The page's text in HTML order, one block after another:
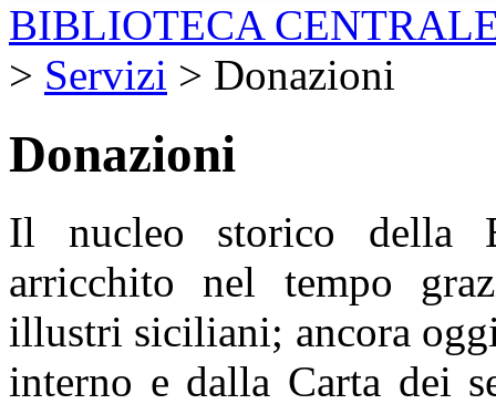
BIBLIOTECA
> Servizi > Donazioni
Donazioni
Il nucleo storico della
arricchito nel tempo
illustri siciliani; ancora
interno e dalla Carta dei